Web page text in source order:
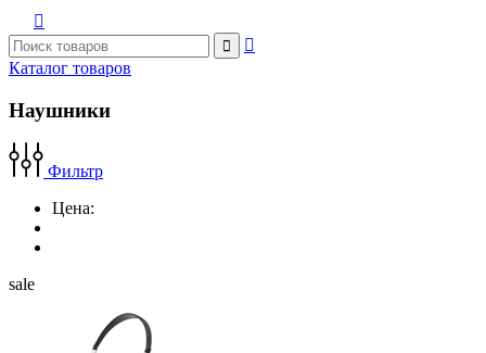



Каталог товаров
Наушники
Фильтр
Цена:
sale